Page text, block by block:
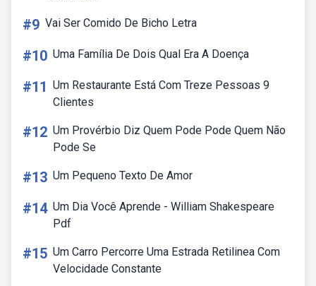
#9 Vai Ser Comido De Bicho Letra
#10 Uma Família De Dois Qual Era A Doença
#11 Um Restaurante Está Com Treze Pessoas 9
Clientes
#12 Um Provérbio Diz Quem Pode Pode Quem Não
Pode Se
#13 Um Pequeno Texto De Amor
#14 Um Dia Você Aprende - William Shakespeare
Pdf
#15 Um Carro Percorre Uma Estrada Retilinea Com
Velocidade Constante